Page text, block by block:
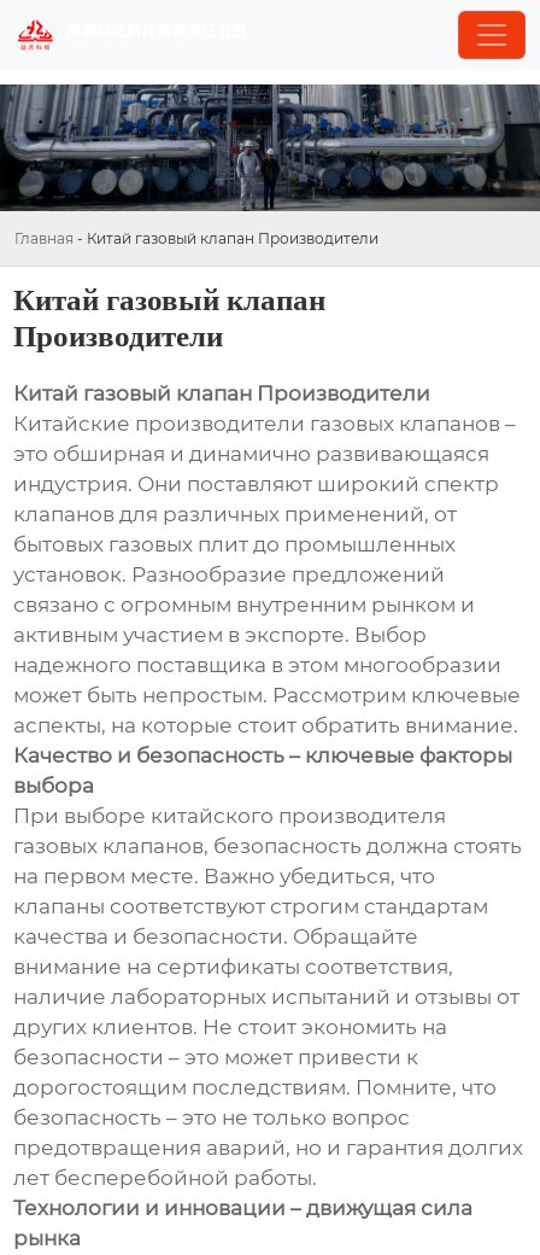
Главная - Китай газовый клапан Производители
Китай газовый клапан
Производители
Китай газовый клапан Производители
Китайские производители газовых клапанов –
это обширная и динамично развивающаяся
индустрия. Они поставляют широкий спектр
клапанов для различных применений, от
бытовых газовых плит до промышленных
установок. Разнообразие предложений
связано с огромным внутренним рынком и
активным участием в экспорте. Выбор
надежного поставщика в этом многообразии
может быть непростым. Рассмотрим ключевые
аспекты, на которые стоит обратить внимание.
Качество и безопасность – ключевые факторы
выбора
При выборе китайского производителя
газовых клапанов, безопасность должна стоять
на первом месте. Важно убедиться, что
клапаны соответствуют строгим стандартам
качества и безопасности. Обращайте
внимание на сертификаты соответствия,
наличие лабораторных испытаний и отзывы от
других клиентов. Не стоит экономить на
безопасности – это может привести к
дорогостоящим последствиям. Помните, что
безопасность – это не только вопрос
предотвращения аварий, но и гарантия долгих
лет бесперебойной работы.
Технологии и инновации – движущая сила
рынка